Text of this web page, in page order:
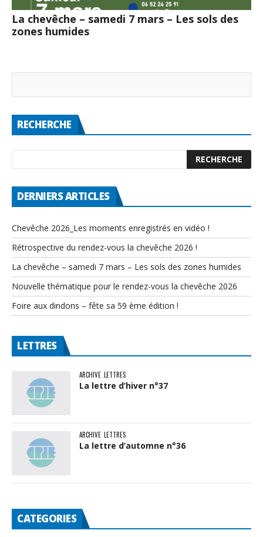
La chevêche – samedi 7 mars – Les sols des
zones humides
RECHERCHE
DERNIERS ARTICLES
Chevêche 2026_Les moments enregistrés en vidéo !
Rétrospective du rendez-vous la chevêche 2026 !
La chevêche – samedi 7 mars – Les sols des zones humides
Nouvelle thématique pour le rendez-vous la chevêche 2026
Foire aux dindons – fête sa 59 ème édition !
LETTRES
ARCHIVE LETTRES
La lettre d’hiver n°37
ARCHIVE LETTRES
La lettre d’automne n°36
CATEGORIES